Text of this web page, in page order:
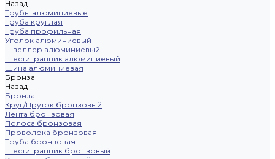
Назад
Трубы алюминиевые
Труба круглая
Труба профильная
Уголок алюминиевый
Швеллер алюминиевый
Шестигранник алюминиевый
Шина алюминиевая
Бронза
Назад
Бронза
Круг/Пруток бронзовый
Лента бронзовая
Полоса бронзовая
Проволока бронзовая
Труба бронзовая
Шестигранник бронзовый